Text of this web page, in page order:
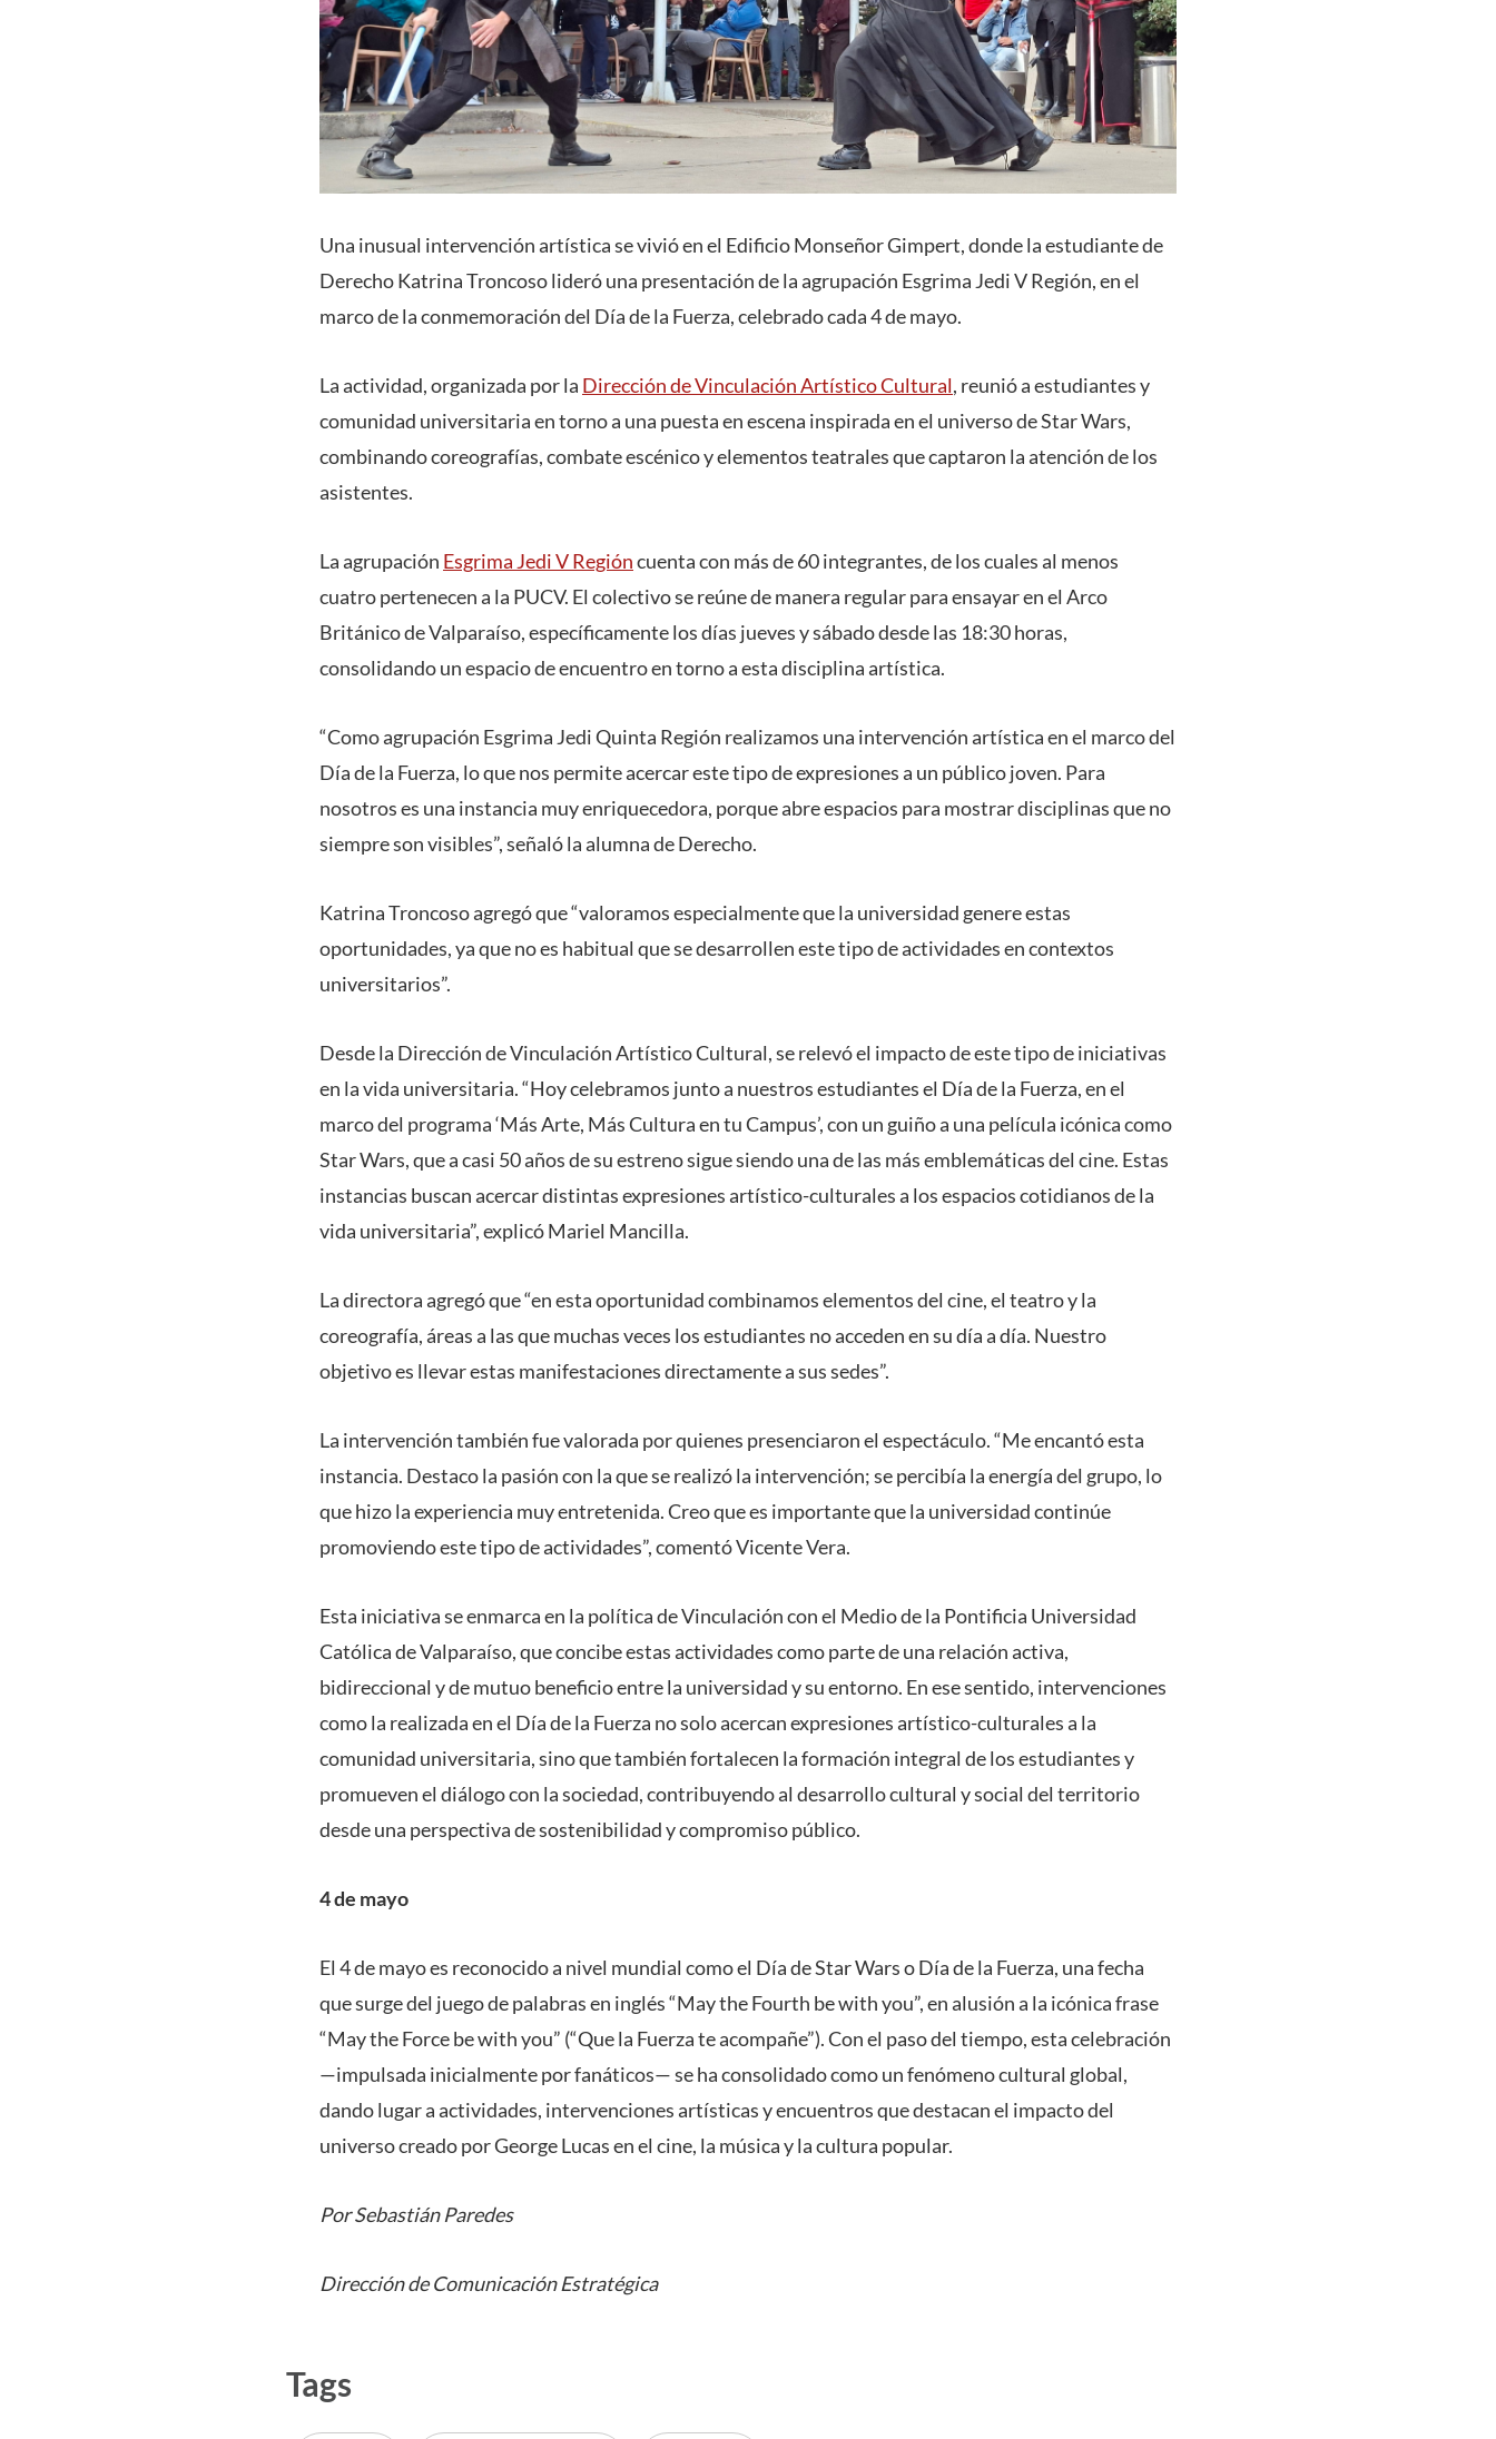
Una inusual intervención artística se vivió en el Edificio Monseñor Gimpert, donde la estudiante de
Derecho Katrina Troncoso lideró una presentación de la agrupación Esgrima Jedi V Región, en el
marco de la conmemoración del Día de la Fuerza, celebrado cada 4 de mayo.
La actividad, organizada por la Dirección de Vinculación Artístico Cultural, reunió a estudiantes y
comunidad universitaria en torno a una puesta en escena inspirada en el universo de Star Wars,
combinando coreografías, combate escénico y elementos teatrales que captaron la atención de los
asistentes.
La agrupación Esgrima Jedi V Regióncuenta con más de 60 integrantes, de los cuales al menos
cuatro pertenecen a la PUCV. El colectivo se reúne de manera regular para ensayar en el Arco
Británico de Valparaíso, específicamente los días jueves y sábado desde las 18:30 horas,
consolidando un espacio de encuentro en torno a esta disciplina artística.
“Como agrupación Esgrima Jedi Quinta Región realizamos una intervención artística en el marco del
Día de la Fuerza, lo que nos permite acercar este tipo de expresiones a un público joven. Para
nosotros es una instancia muy enriquecedora, porque abre espacios para mostrar disciplinas que no
siempre son visibles”, señaló la alumna de Derecho.
Katrina Troncoso agregó que “valoramos especialmente que la universidad genere estas
oportunidades, ya que no es habitual que se desarrollen este tipo de actividades en contextos
universitarios”.
Desde la Dirección de Vinculación Artístico Cultural, se relevó el impacto de este tipo de iniciativas
en la vida universitaria. “Hoy celebramos junto a nuestros estudiantes el Día de la Fuerza, en el
marco del programa ‘Más Arte, Más Cultura en tu Campus’, con un guiño a una película icónica como
Star Wars, que a casi 50 años de su estreno sigue siendo una de las más emblemáticas del cine. Estas
instancias buscan acercar distintas expresiones artístico-culturales a los espacios cotidianos de la
vida universitaria”, explicó Mariel Mancilla.
La directora agregó que “en esta oportunidad combinamos elementos del cine, el teatro y la
coreografía, áreas a las que muchas veces los estudiantes no acceden en su día a día. Nuestro
objetivo es llevar estas manifestaciones directamente a sus sedes”.
La intervención también fue valorada por quienes presenciaron el espectáculo. “Me encantó esta
instancia. Destaco la pasión con la que se realizó la intervención; se percibía la energía del grupo, lo
que hizo la experiencia muy entretenida. Creo que es importante que la universidad continúe
promoviendo este tipo de actividades”, comentó Vicente Vera.
Esta iniciativa se enmarca en la política de Vinculación con el Medio de la Pontificia Universidad
Católica de Valparaíso, que concibe estas actividades como parte de una relación activa,
bidireccional y de mutuo beneficio entre la universidad y su entorno. En ese sentido, intervenciones
como la realizada en el Día de la Fuerza no solo acercan expresiones artístico-culturales a la
comunidad universitaria, sino que también fortalecen la formación integral de los estudiantes y
promueven el diálogo con la sociedad, contribuyendo al desarrollo cultural y social del territorio
desde una perspectiva de sostenibilidad y compromiso público.
4 de mayo
El 4 de mayo es reconocido a nivel mundial como el Día de Star Wars o Día de la Fuerza, una fecha
que surge del juego de palabras en inglés “May the Fourth be with you”, en alusión a la icónica frase
“May the Force be with you” (“Que la Fuerza te acompañe”). Con el paso del tiempo, esta celebración
—impulsada inicialmente por fanáticos— se ha consolidado como un fenómeno cultural global,
dando lugar a actividades, intervenciones artísticas y encuentros que destacan el impacto del
universo creado por George Lucas en el cine, la música y la cultura popular.
Por Sebastián Paredes
Dirección de Comunicación Estratégica
Tags